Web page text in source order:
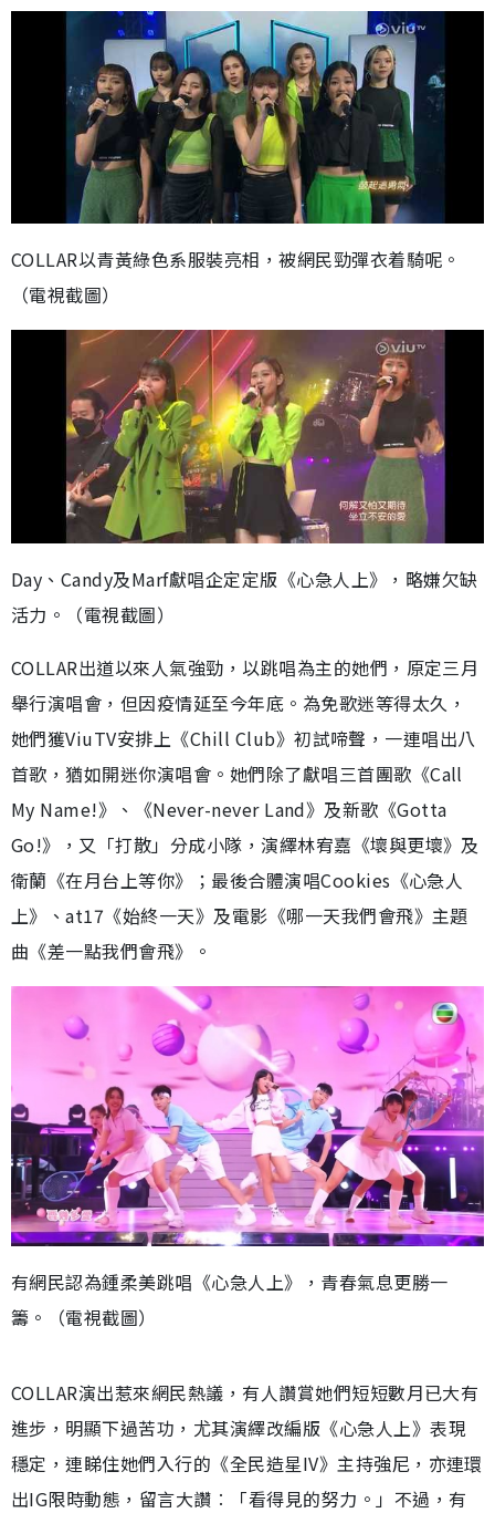
效
畢
1
0
8
0
%
餘
時
COLLAR以青黃綠色系服裝亮相，被網民勁彈衣着騎呢。
（電視截圖）
Day、Candy及Marf獻唱企定定版《心急人上》，略嫌欠缺
活力。（電視截圖）
COLLAR出道以來人氣強勁，以跳唱為主的她們，原定三月
舉行演唱會，但因疫情延至今年底。為免歌迷等得太久，
她們獲ViuTV安排上《Chill Club》初試啼聲，一連唱出八
首歌，猶如開迷你演唱會。她們除了獻唱三首團歌《Call
My Name!》、《Never-never Land》及新歌《Gotta
Go!》，又「打散」分成小隊，演繹林宥嘉《壞與更壞》及
衛蘭《在月台上等你》；最後合體演唱Cookies《心急人
上》、at17《始終一天》及電影《哪一天我們會飛》主題
曲《差一點我們會飛》。
有網民認為鍾柔美跳唱《心急人上》，青春氣息更勝一
籌。（電視截圖）
COLLAR演出惹來網民熱議，有人讚賞她們短短數月已大有
進步，明顯下過苦功，尤其演繹改編版《心急人上》表現
穩定，連睇住她們入行的《全民造星IV》主持強尼，亦連環
出IG限時動態，留言大讚︰「看得見的努力。」不過，有